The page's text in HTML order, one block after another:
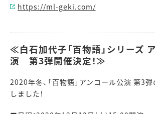
https://ml-geki.com/
≪白石加代子「百物語」シリーズ
演 第3弾開催決定！≫
2020年冬、「百物語」アンコール公演 第3
しました！